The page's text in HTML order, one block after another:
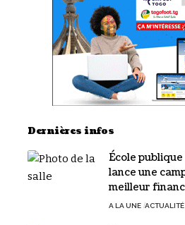
Dernières infos
École publique
lance une
meilleur
A LA UNE ACTUALITÉ